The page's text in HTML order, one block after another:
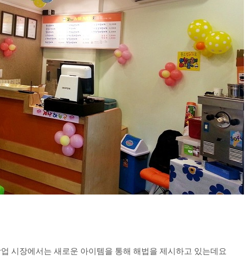
시장에서는 새로운 아이템을 통해 해법을 제시하고 있는데요